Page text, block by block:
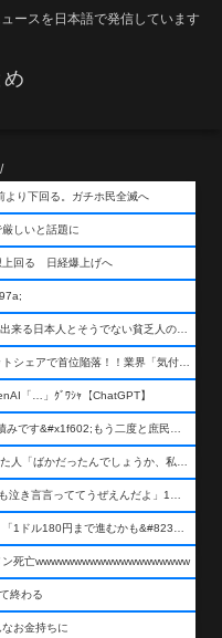
ースを日本語で発信しています
より下回る。ガチホ民全滅へ
しいと話題に
上回る 日経爆上げへ
【高市格差】キオクシア株を買う400万円を用意出来る日本人とそうでない貧乏人の差が超広まるって事よ
【悲報】ファナック、長年守り抜いた産業ロボットシェアで首位陥落！！業界「気付いたら一気に抜かれていた…」
「…」ｸﾞﾜｼｬ【ChatGPT】
2025年までに家買ってない奴、ハッキリ言って積みです&#x1f602;もう二度と庶民が買える値段になりません&#x1f602;&#x1f602;&#x1f602;
【高市悲報】みんなで大家さんに400万円出資した人「ばかだったんでしょうか、私は&#x1f622;」
Z世代「就職氷河期？努力不足の中年がいつまでも泣き言言っててうぜえんだよ」1万いいね
楽天三木谷「高市バラマキで悪性インフレ加速」「1ドル180円まで進むかも&#8230;もう看過できない」
死亡wwwwwwwwwwwwwwwwwwww
終わる
お金持ちに